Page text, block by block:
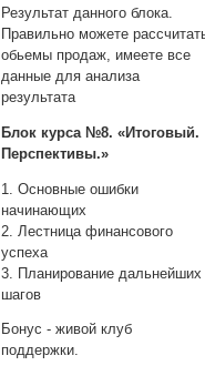
Результат данного блока.
Правильно можете
обьемы продаж, имеете все
данные для анализа
результата
Блок курса №8. «Итоговый.
Перспективы.»
1. Основные ошибки
начинающих
2. Лестница финансового
успеха
3. Планирование дальнейших
шагов
Бонус - живой клуб
поддержки.